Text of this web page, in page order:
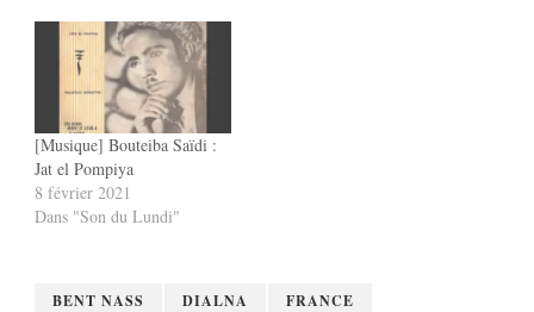
[Musique] Bouteiba Saïdi :
Jat el Pompiya
8 février 2021
Dans "Son du Lundi"
BENT NASS DIALNA
FRANCE